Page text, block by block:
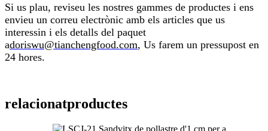
Si us plau, reviseu les nostres gammes de productes i ens
envieu un correu electrònic amb els articles que us
interessin i els detalls del paquet
adoriswu@tianchengfood.com, Us farem un pressupost en
24 hores.
relacionatproductes